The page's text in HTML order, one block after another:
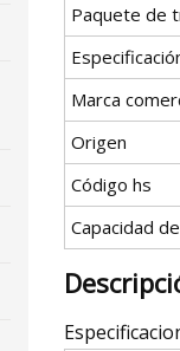
Paquete de
Marca
Origen
Código hs
Capacidad